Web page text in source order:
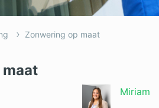
Zonwering op maat
Miriam